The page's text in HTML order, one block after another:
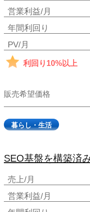
営業利益/月
年間利回り
PV/月
利回り10%以上
販売希望価格
暮らし・生活
SEO基盤を構築済
売上/月
営業利益/月